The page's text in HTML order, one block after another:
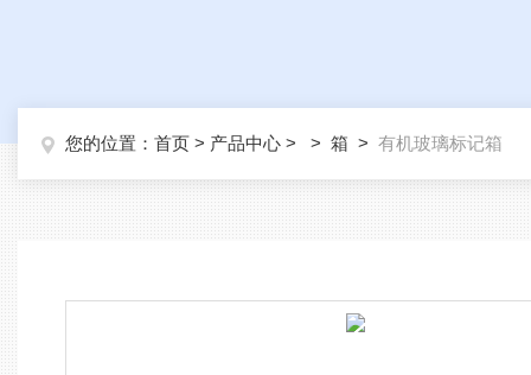
您的位置： 首页 > 产品中心 > > 箱 > 有机玻璃标记箱